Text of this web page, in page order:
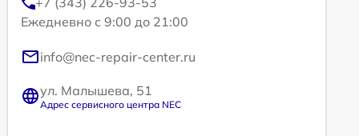
Ежедневно с 9:00 до 21:00
info@nec-repair-center.ru
ул. Малышева, 51
Адрес сервисного центра NEC